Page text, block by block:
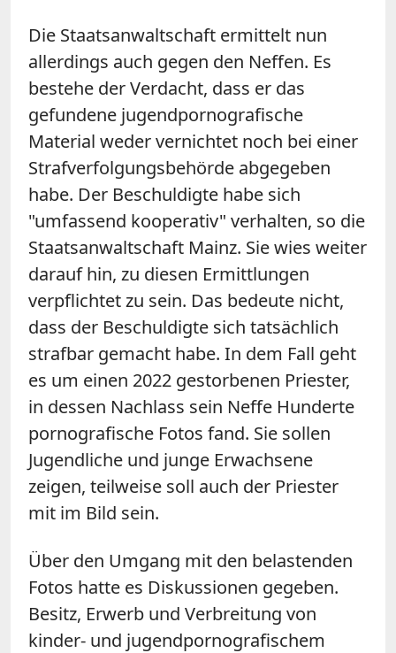
Die Staatsanwaltschaft ermittelt nun
allerdings auch gegen den Neffen. Es
bestehe der Verdacht, dass er das
gefundene jugendpornografische
Material weder vernichtet noch bei einer
Strafverfolgungsbehörde abgegeben
habe. Der Beschuldigte habe sich
"umfassend kooperativ" verhalten, so die
Staatsanwaltschaft Mainz. Sie wies weiter
darauf hin, zu diesen Ermittlungen
verpflichtet zu sein. Das bedeute nicht,
dass der Beschuldigte sich tatsächlich
strafbar gemacht habe. In dem Fall geht
es um einen 2022 gestorbenen Priester,
in dessen Nachlass sein Neffe Hunderte
pornografische Fotos fand. Sie sollen
Jugendliche und junge Erwachsene
zeigen, teilweise soll auch der Priester
mit im Bild sein.
Über den Umgang mit den belastenden
Fotos hatte es Diskussionen gegeben.
Besitz, Erwerb und Verbreitung von
kinder- und jugendpornografischem